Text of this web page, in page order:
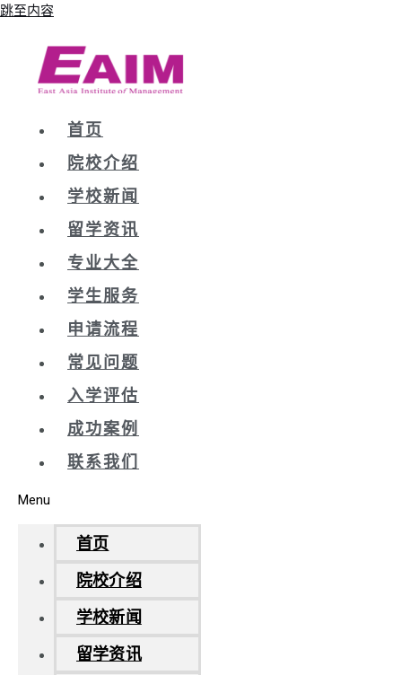
跳至内容
首页
院校介绍
学校新闻
留学资讯
专业大全
学生服务
申请流程
常见问题
入学评估
成功案例
联系我们
Menu
首页
院校介绍
学校新闻
留学资讯